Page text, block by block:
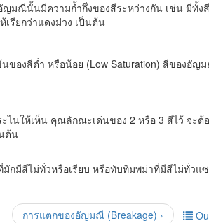
มณีนั้นมีความก้ำกึ่งของสีระหว่างกัน เช่น มีทั้ง
เรียกว่าแดงม่วง เป็นต้น
ของสีต่ำ หรือน้อย (Low Saturation) สีของอัญ
นให้เห็น คุณลักณะเด่นของ 2 หรือ 3 สีไว้ จะต้
ต้น
มีสีไม่ทั่วหรือเรียบ หรือทับทิมพม่าที่มีสีไม่ทั่วแ
การแตกของอัญมณี (Breakage) ›